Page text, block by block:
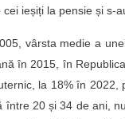
ieșiți la pensie și s-
vârsta medie a
în 2015, în
la 18% în
20 și 34 de ani,